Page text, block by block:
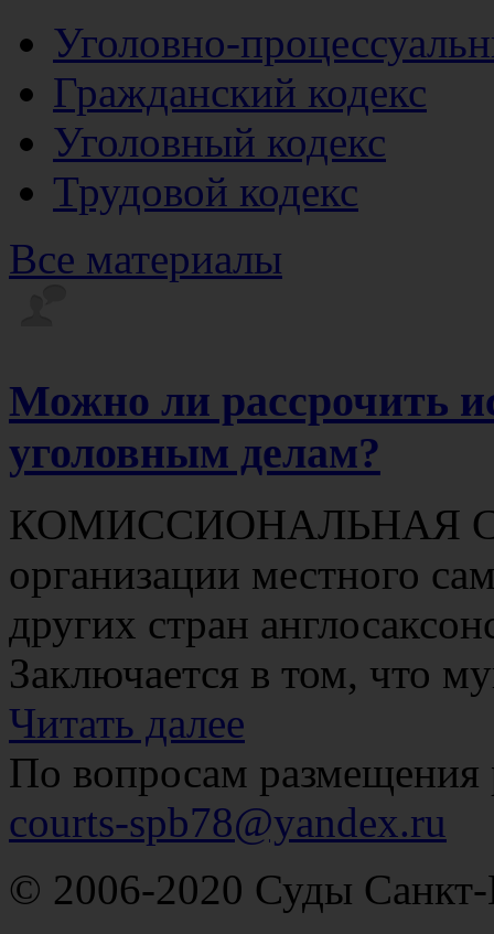
Уголовно-
Гражданский кодекс
Уголовный кодекс
Трудовой кодекс
Все материалы
Можно ли рассрочить
уголовным делам?
КОМИССИОНАЛЬНАЯ
организации местного
других стран
Заключается в том, что
Читать далее
По вопросам размещения
courts-spb78@yandex.ru
© 2006-2020 Суды Санкт-